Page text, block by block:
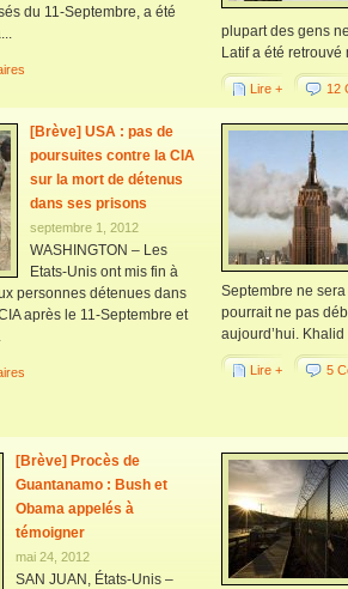
du 11-Septembre, a été
plupart des gens
Latif a été retrouvé
Lire + 12
[Brève] USA : pas de
poursuites contre la CIA
sur la mort de détenus
dans ses prisons
septembre 1, 2012
WASHINGTON – Les
Etats-Unis ont mis fin à
personnes détenues dans
après le 11-Septembre et
Septembre ne
pourrait ne pas
aujourd’hui. Khalid
Lire + 5
[Brève] Procès de
Guantanamo : Bush et
Obama appelés à
témoigner
mai 24, 2012
SAN JUAN, États-Unis –